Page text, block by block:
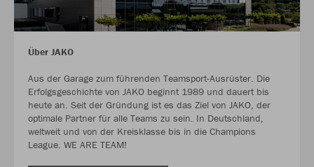
Über JAKO
Aus der Garage zum führenden Teamsport-Ausrüster. Die
Erfolgsgeschichte von JAKO beginnt 1989 und dauert bis
heute an. Seit der Gründung ist es das Ziel von JAKO, der
optimale Partner für alle Teams zu sein. In Deutschland,
weltweit und von der Kreisklasse bis in die Champions
League. WE ARE TEAM!